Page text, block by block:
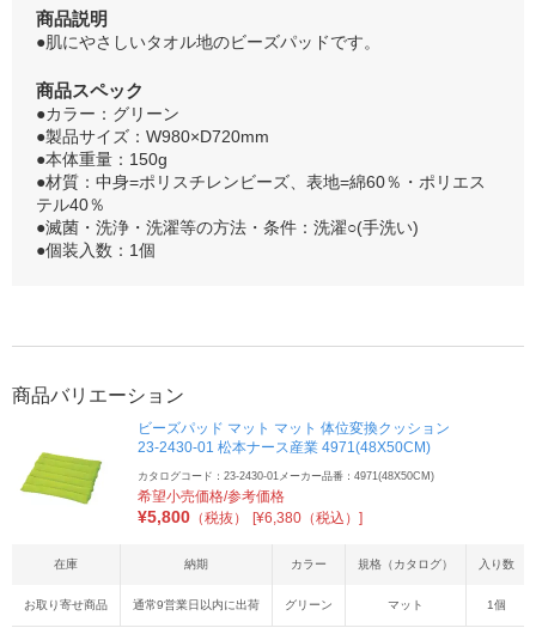
商品説明
●肌にやさしいタオル地のビーズパッドです。
商品スペック
●カラー：グリーン
●製品サイズ：W980×D720mm
●本体重量：150g
●材質：中身=ポリスチレンビーズ、表地=綿60％・ポリエス
テル40％
●滅菌・洗浄・洗濯等の方法・条件：洗濯○(手洗い)
●個装入数：1個
商品バリエーション
ビーズパッド マット マット 体位変換クッション
23-2430-01 松本ナース産業 4971(48X50CM)
カタログコード：23-2430-01メーカー品番：4971(48X50CM)
希望小売価格/参考価格
¥5,800 （税抜） [¥6,380（税込）]
在庫 納期 カラー 規格（カタログ） 入り数
お取り寄せ商品 通常9営業日以内に出荷 グリーン マット 1個